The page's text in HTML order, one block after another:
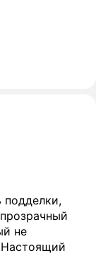
подделки,
не